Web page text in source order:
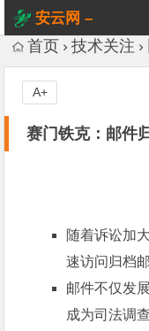
安云网 –
AnYun.ORG
首页 技术关注
赛门铁克：邮件
A+
随着诉讼加
速访问归档
邮件不仅发
成为司法调